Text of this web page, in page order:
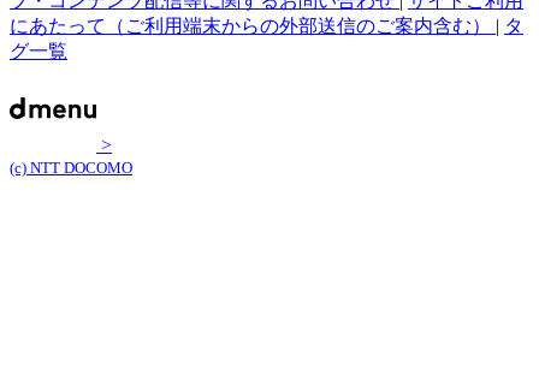
にあたって（ご利用端末からの外部送信のご案内含む） | タ
グ一覧
>
(c) NTT DOCOMO